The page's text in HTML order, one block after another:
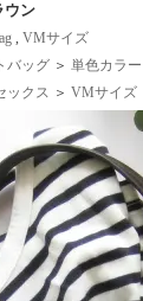
ウン
, VMサイズ
バッグ ＞ 単色カラー
ックス ＞ VMサイズ